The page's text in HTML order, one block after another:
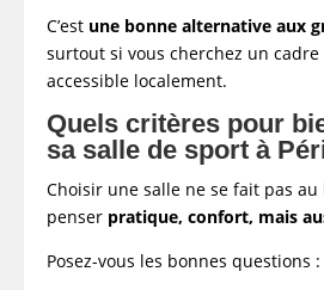
C’est une bonne alternative aux
surtout si vous cherchez un
accessible localement.
Quels critères pour
sa salle de sport à
Choisir une salle ne se fait pas
penser pratique, confort, mais
Posez-vous les bonnes questions :